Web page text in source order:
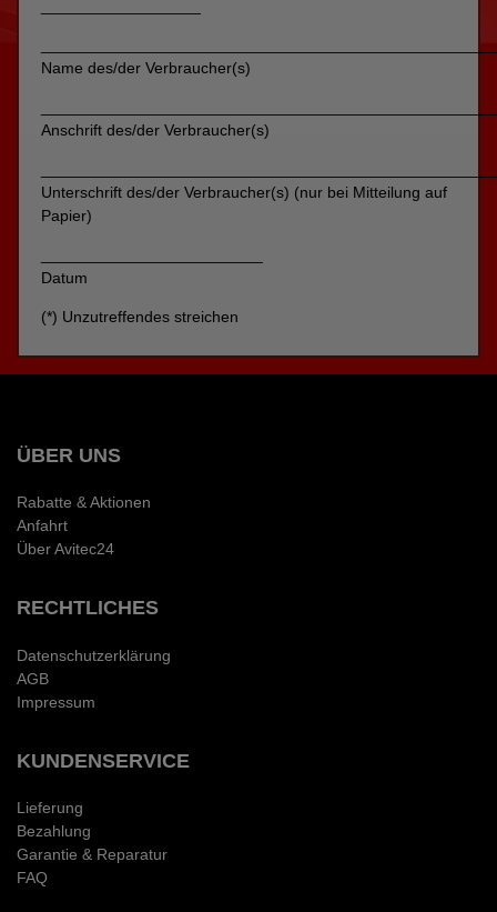
Name des/der Verbraucher(s)
Anschrift des/der Verbraucher(s)
Unterschrift des/der Verbraucher(s) (nur bei Mitteilung auf
Papier)
Datum
(*) Unzutreffendes streichen
ÜBER UNS
Rabatte & Aktionen
Anfahrt
Über Avitec24
RECHTLICHES
Datenschutzerklärung
AGB
Impressum
KUNDENSERVICE
Lieferung
Bezahlung
Garantie & Reparatur
FAQ